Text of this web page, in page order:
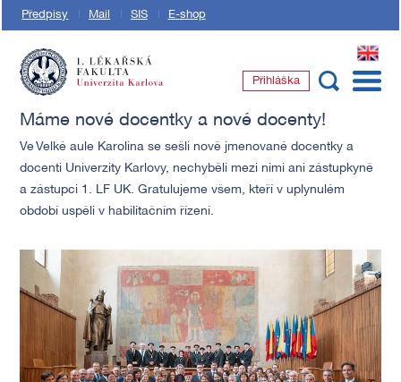
Předpisy Mail SIS E-shop
EN
Přihláška
Máme nové docentky a nové docenty!
Ve Velké aule Karolina se sešli nově jmenované docentky a
docenti Univerzity Karlovy, nechyběli mezi nimi ani zástupkyně
a zástupci 1. LF UK. Gratulujeme všem, kteří v uplynulém
období uspěli v habilitačním řízení.